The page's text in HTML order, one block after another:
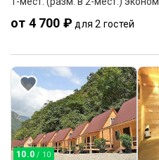
от 4 700 ₽ для 2 гостей
10.0 / 10